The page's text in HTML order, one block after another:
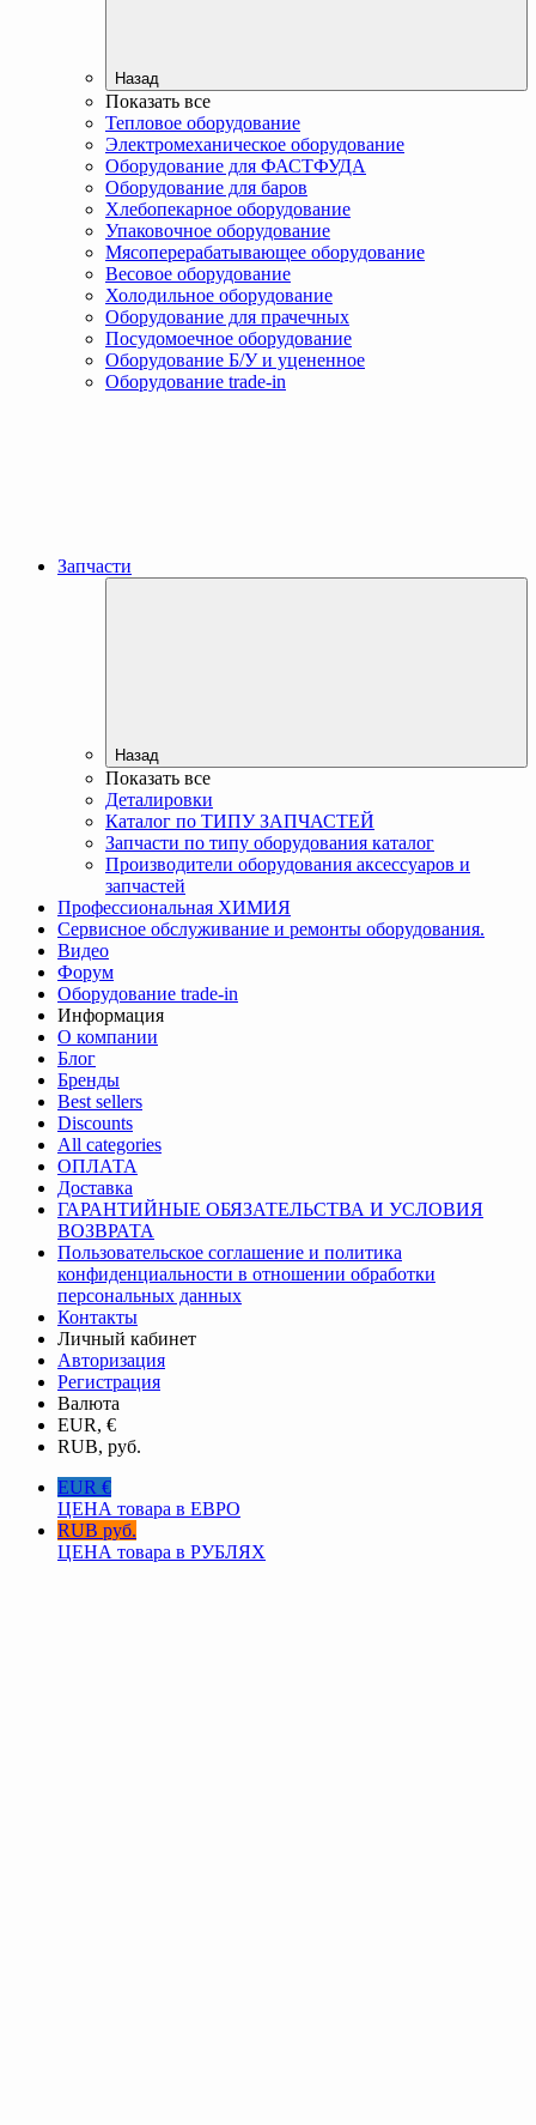
Назад
Показать все
Тепловое оборудование
Электромеханическое оборудование
Оборудование для ФАСТФУДА
Оборудование для баров
Хлебопекарное оборудование
Упаковочное оборудование
Мясоперерабатывающее оборудование
Весовое оборудование
Холодильное оборудование
Оборудование для прачечных
Посудомоечное оборудование
Оборудование Б/У и уцененное
Оборудование trade-in
Запчасти
Назад
Показать все
Деталировки
Каталог по ТИПУ ЗАПЧАСТЕЙ
Запчасти по типу оборудования каталог
Производители оборудования аксессуаров и
запчастей
Профессиональная ХИМИЯ
Сервисное обслуживание и ремонты оборудования.
Видео
Форум
Оборудование trade-in
Информация
О компании
Блог
Бренды
Best sellers
Discounts
All categories
ОПЛАТА
Доставка
ГАРАНТИЙНЫЕ ОБЯЗАТЕЛЬСТВА И УСЛОВИЯ
ВОЗВРАТА
Пользовательское соглашение и политика
конфиденциальности в отношении обработки
персональных данных
Контакты
Личный кабинет
Авторизация
Регистрация
Валюта
EUR, €
RUB, руб.
EUR €
ЦЕНА товара в ЕВРО
RUB руб.
ЦЕНА товара в РУБЛЯХ